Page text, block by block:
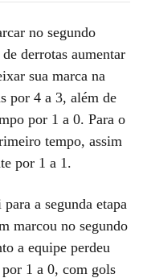
no segundo
derrotas aumentar
sua marca na
por 4 a 3, além de
por 1 a 0. Para o
tempo, assim
por 1 a 1.
a segunda etapa
marcou no segundo
a equipe perdeu
1 a 0, com gols